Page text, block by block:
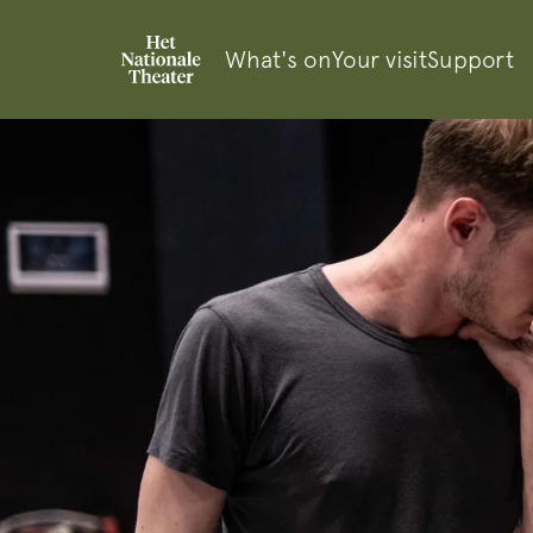
What's onYour visitSupport